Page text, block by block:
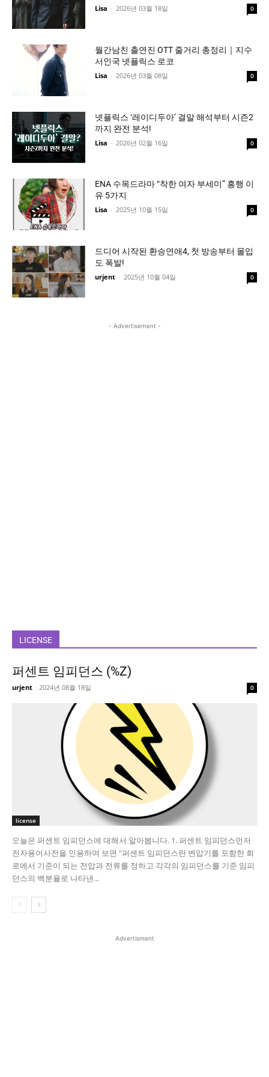
Lisa - 2026년 03월 18일 0
월간남친 출연진 OTT 줄거리 총정리｜지수
서인국 넷플릭스 로코
Lisa - 2026년 03월 08일 0
넷플릭스 ‘레이디두아’ 결말 해석부터 시즌2
까지 완전 분석!
Lisa - 2026년 02월 16일 0
ENA 수목드라마 “착한 여자 부세미” 흥행 이
유 5가지
Lisa - 2025년 10월 15일 0
드디어 시작된 환승연애4, 첫 방송부터 몰입
도 폭발!
urjent - 2025년 10월 04일 0
- Advertisement -
LICENSE
퍼센트 임피던스 (%Z)
urjent - 2024년 08월 18일 0
license
오늘은 퍼센트 임피던스에 대해서 알아봅니다. 1. 퍼센트 임피던스​ 먼저
전자용어사전을 인용하여 보면 "퍼센트 임피던스란 변압기를 포함한 회
로에서 기준이 되는 전압과 전류를 정하고 각각의 임피던스를 기준 임피
던스의 백분율로 나타낸...
Advertisment